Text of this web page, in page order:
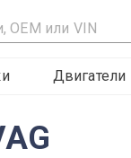
Двигатели